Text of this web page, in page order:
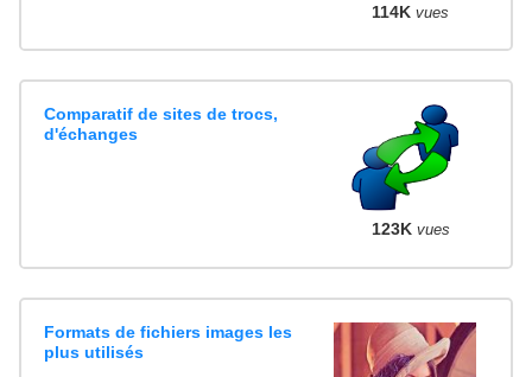
114K vues
Comparatif de sites de trocs,
d'échanges
123K vues
Formats de fichiers images les
plus utilisés